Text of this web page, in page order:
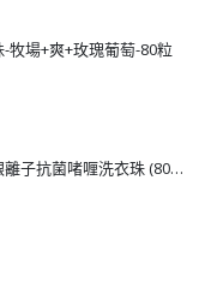
牧場+爽+玫瑰葡萄-80粒
[J111043] 日本BON BON銀離子抗菌啫喱洗衣珠 (80粒)